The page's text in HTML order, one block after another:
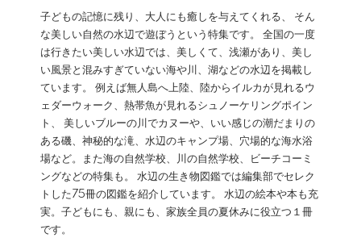
子どもの記憶に残り、大人にも癒しを与えてくれる、 そん
な美しい自然の水辺で遊ぼうという特集です。 全国の一度
は行きたい美しい水辺では、美しくて、浅瀬があり、美し
い風景と混みすぎていない海や川、湖などの水辺を掲載し
ています。 例えば無人島へ上陸、陸からイルカが見れるウ
ェダーウォーク、熱帯魚が見れるシュノーケリングポイン
ト、 美しいブルーの川でカヌーや、いい感じの潮だまりの
ある磯、神秘的な滝、水辺のキャンプ場、穴場的な海水浴
場など。また海の自然学校、川の自然学校、ビーチコーミ
ングなどの特集も。 水辺の生き物図鑑では編集部でセレク
トした75冊の図鑑を紹介しています。 水辺の絵本や本も充
実。子どもにも、親にも、家族全員の夏休みに役立つ１冊
です。